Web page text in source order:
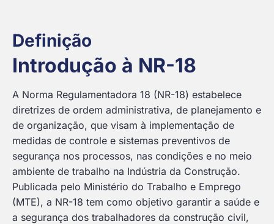
Definição
Introdução à NR-18
A Norma Regulamentadora 18 (NR-18) estabelece
diretrizes de ordem administrativa, de planejamento e
de organização, que visam à implementação de
medidas de controle e sistemas preventivos de
segurança nos processos, nas condições e no meio
ambiente de trabalho na Indústria da Construção.
Publicada pelo Ministério do Trabalho e Emprego
(MTE), a NR-18 tem como objetivo garantir a saúde e
a segurança dos trabalhadores da construção civil,